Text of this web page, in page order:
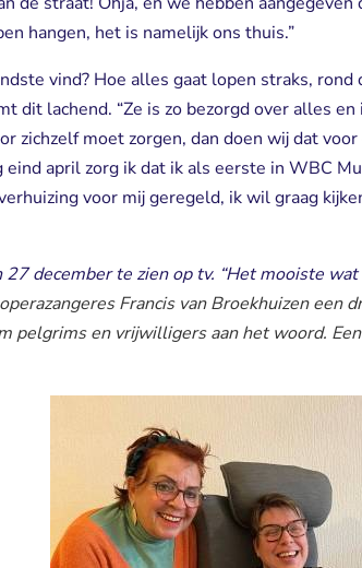
hangen, het is namelijk ons thuis.”
vind? Hoe alles gaat lopen straks, rond
dit lachend. “Ze is zo bezorgd over alles
zichzelf moet zorgen, dan doen wij dat
eind april zorg ik dat ik als eerste in WBC
voor mij geregeld, ik wil graag
december te zien op tv. “Het mooiste
Francis van Broekhuizen
pelgrims en vrijwilligers aan het woord.